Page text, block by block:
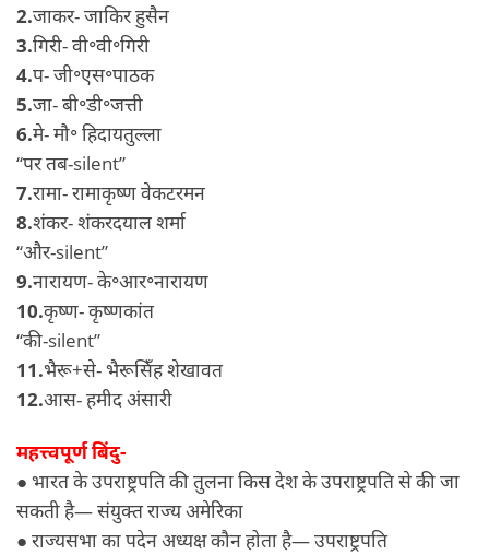
2.जाकर- जाकिर हुसैन
3.गिरी- वी॰वी॰गिरी
4.प- जी॰एस॰पाठक
5.जा- बी॰डी॰जत्ती
6.मे- मौ॰ हिदायतुल्ला
“पर तब-silent”
7.रामा- रामाकृष्ण वेकटरमन
8.शंकर- शंकरदयाल शर्मा
“और-silent”
9.नारायण- के॰आर॰नारायण
10.कृष्ण- कृष्णकांत
“की-silent”
11.भैरू+से- भैरूसिँह शेखावत
12.आस- हमीद अंसारी
महत्त्वपूर्ण बिंदु-
● भारत के उपराष्ट्रपति की तुलना किस देश के उपराष्ट्रपति से की जा
सकती है— संयुक्त राज्य अमेरिका
● राज्यसभा का पदेन अध्यक्ष कौन होता है— उपराष्ट्रपति